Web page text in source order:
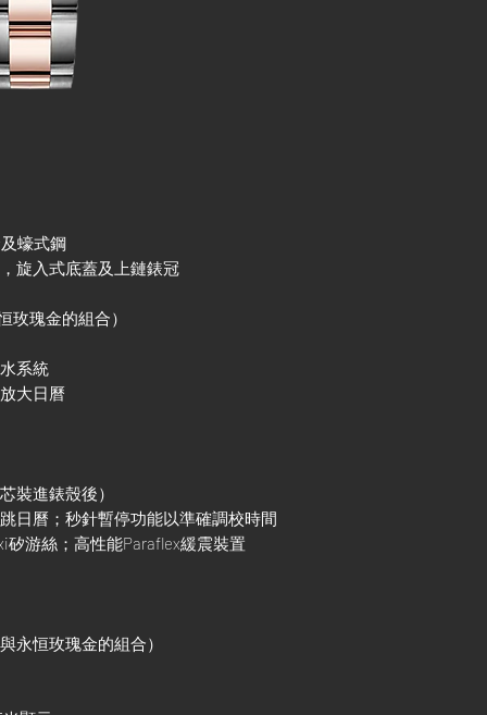
蠔式鋼
旋入式底蓋及上鏈錶冠
玫瑰金的組合）
系統
大日曆
裝進錶殼後）
日曆；秒針暫停功能以準確調校時間
矽游絲；高性能Paraflex緩震裝置
永恒玫瑰金的組合）